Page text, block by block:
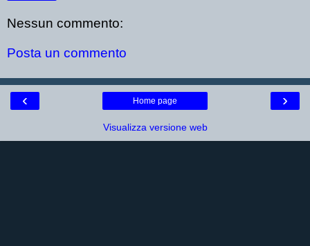
Nessun commento:
Posta un commento
‹ ›
Home page
Visualizza versione web